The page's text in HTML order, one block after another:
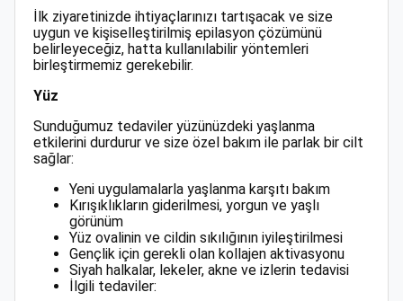
İlk ziyaretinizde ihtiyaçlarınızı tartışacak ve size
uygun ve kişiselleştirilmiş epilasyon çözümünü
belirleyeceğiz, hatta kullanılabilir yöntemleri
birleştirmemiz gerekebilir.
Yüz
Sunduğumuz tedaviler yüzünüzdeki yaşlanma
etkilerini durdurur ve size özel bakım ile parlak bir cilt
sağlar:
Yeni uygulamalarla yaşlanma karşıtı bakım
Kırışıklıkların giderilmesi, yorgun ve yaşlı
görünüm
Yüz ovalinin ve cildin sıkılığının iyileştirilmesi
Gençlik için gerekli olan kollajen aktivasyonu
Siyah halkalar, lekeler, akne ve izlerin tedavisi
İlgili tedaviler: